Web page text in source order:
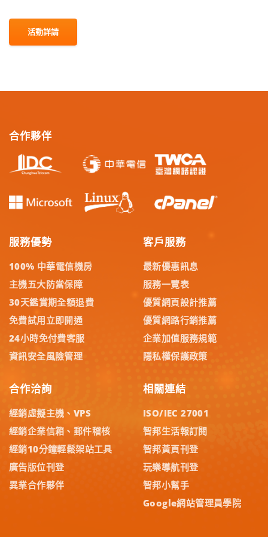
活動詳請
合作夥伴
服務優勢
100% 中華電信機房
主機五大防當保障
30天鑑賞期全額退費
免費試用立即開通
24小時免付費客服
資訊安全風險管理
客戶服務
最新優惠訊息
服務一覽表
優質網頁設計推薦
優質網路行銷推薦
企業加值服務規範
隱私權保護政策
合作洽詢
經銷虛擬主機、VPS
經銷企業信箱、郵件稽核
經銷10分鐘輕鬆架站工具
廣告版位刊登
異業合作夥伴
相關連結
ISO/IEC 27001
智邦生活報訂閱
智邦黃頁刊登
玩樂導航刊登
智邦小幫手
Google網站管理員學院